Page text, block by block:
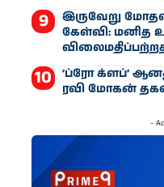
இருவேறு
கேள்வி: மனித
‘ப்ரோ க்ளப்’
ரவி மோகன்
-